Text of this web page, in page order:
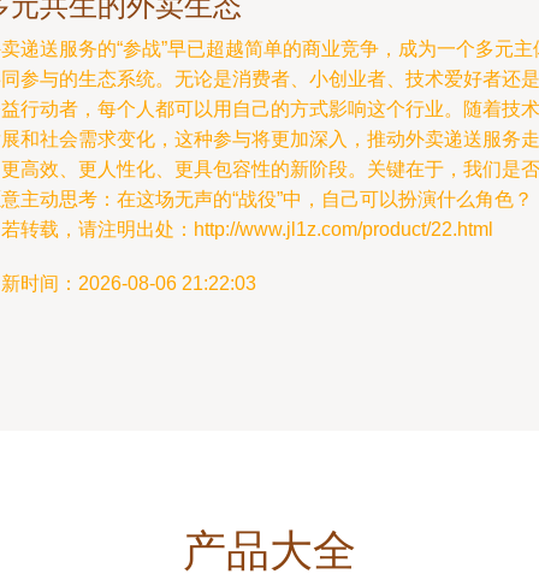
递送服务的“参战”早已超越简单的商业竞争，成为一个多元主
参与的生态系统。无论是消费者、小创业者、技术爱好者还是
行动者，每个人都可以用自己的方式影响这个行业。随着技术
和社会需求变化，这种参与将更加深入，推动外卖递送服务走
高效、更人性化、更具包容性的新阶段。关键在于，我们是否
主动思考：在这场无声的“战役”中，自己可以扮演什么角色？
转载，请注明出处：http://www.jl1z.com/product/22.html
时间：2026-08-06 21:22:03
产品大全